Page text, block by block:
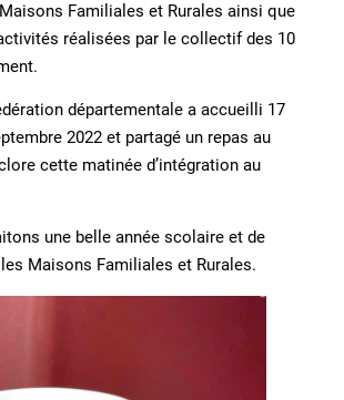
Familiales et Rurales ainsi que
réalisées par le collectif des 10
départementale a accueilli 17
2022 et partagé un repas au
cette matinée d’intégration au
une belle année scolaire et de
les Maisons Familiales et Rurales.